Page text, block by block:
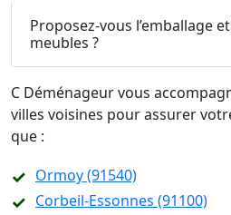
Proposez-vous l’emballage
meubles ?
C Déménageur vous
villes voisines pour assurer
que :
Ormoy (91540)
Corbeil-Essonnes (91100)